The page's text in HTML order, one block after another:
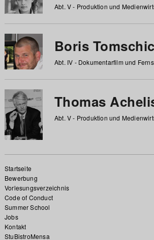
Abt. V - Produktion und
Boris
Abt. IV - Dokumentarfilm und
Thomas
Abt. V - Produktion und
Startseite
Bewerbung
Vorlesungsverzeichnis
Code of Conduct
Summer School
Jobs
Kontakt
StuBistroMensa